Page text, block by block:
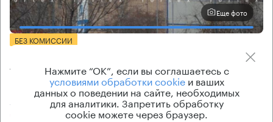
Еще фото
БЕЗ КОМИССИИ
Ташкентская 28
Москва, Ташкентская улица, 28
Юго-Восточная → 1.16 км ~12 мин
Нажмите “ОК”, если вы соглашаетесь с
условиями обработки cookieи ваших
данных о поведении на сайте, необходимых
для аналитики. Запретить обработку
cookie можете через браузер.